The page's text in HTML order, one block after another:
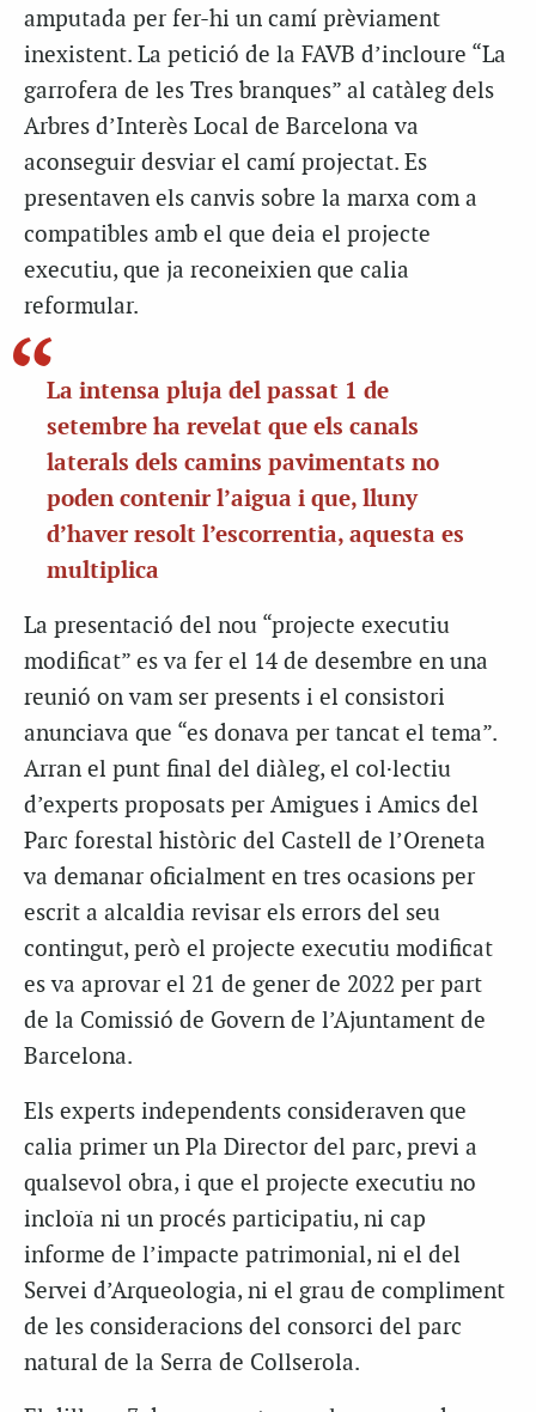
amputada per fer-hi un camí prèviament
inexistent. La petició de la FAVB d’incloure “La
garrofera de les Tres branques” al catàleg dels
Arbres d’Interès Local de Barcelona va
aconseguir desviar el camí projectat. Es
presentaven els canvis sobre la marxa com a
compatibles amb el que deia el projecte
executiu, que ja reconeixien que calia
reformular.
La intensa pluja del passat 1 de
setembre ha revelat que els canals
laterals dels camins pavimentats no
poden contenir l’aigua i que, lluny
d’haver resolt l’escorrentia, aquesta es
multiplica
La presentació del nou “projecte executiu
modificat” es va fer el 14 de desembre en una
reunió on vam ser presents i el consistori
anunciava que “es donava per tancat el tema”.
Arran el punt final del diàleg, el col·lectiu
d’experts proposats per Amigues i Amics del
Parc forestal històric del Castell de l’Oreneta
va demanar oficialment en tres ocasions per
escrit a alcaldia revisar els errors del seu
contingut, però el projecte executiu modificat
es va aprovar el 21 de gener de 2022 per part
de la Comissió de Govern de l’Ajuntament de
Barcelona.
Els experts independents consideraven que
calia primer un Pla Director del parc, previ a
qualsevol obra, i que el projecte executiu no
incloïa ni un procés participatiu, ni cap
informe de l’impacte patrimonial, ni el del
Servei d’Arqueologia, ni el grau de compliment
de les consideracions del consorci del parc
natural de la Serra de Collserola.